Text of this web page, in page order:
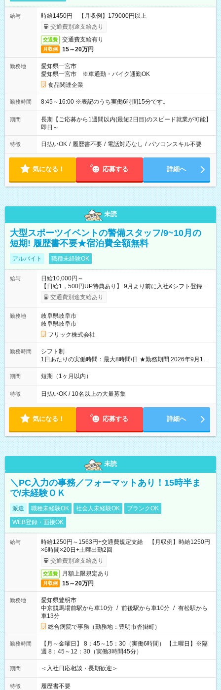
給与
時給1450円 【月収例】179000円以上
交通費別途支給あり
交通費 交通費支給有り
月収例 15～20万円
勤務地
愛知県一宮市
愛知県一宮市 ※車通勤・バイク通勤OK
食品関連企業
勤務時間 8:45～16:00 ※表記のうち実働6時間15分です。
期間
長期【ご応募から1週間以内(最短2日目)のスピード就業が可能】
即日～
特徴 日払いOK / 履歴書不要 / 電話対応なし / パソコンスキル不要
気になる！ 応募する 詳細へ
未読
大型スポーツイベントの警備スタッフ/9~10月の
短期! 履歴書不要★宿泊費全額無料
アルバイト 職種未経験OK
給与
日給10,000円～
【日給1，500円UP特典あり】 9月より前に入社&シフト登録す
ると 期間中(9/16~10/23) の日給がUP! 日給1万1500円でしっか
り稼げます♪ 【試用期間】試用期間なし
交通費別途支給あり
勤務地
岐阜県岐阜市
岐阜県岐阜市
フリック株式会社
勤務時間
シフト制
1日あたりの実働時間：最大8時間/日 ★勤務期間 2026年9月16
日~2026年10月23日 短期勤務OK! 期間中フル勤務できる方優遇
※週3~5日勤務(勤務日数応相談) ※期間前から勤務スタートも可
り ※夜勤シフトあり
期間 短期（1ヶ月以内）
特徴 日払いOK / 10名以上の大量募集
気になる！ 応募する 詳細へ
未読
＼PC入力の事務／フォーマットあり！15時半ま
で/未経験ＯＫ
派遣 職種未経験OK 社会人未経験OK
ブランクOK
WEB登録・面接OK
給与
時給1250円～1563円+交通費規定支給 【月収例】時給1250円
×6時間×20日+土曜出勤2回
交通費別途支給あり
交通費 月額上限規定あり
月収例 15～20万円
勤務地
愛知県豊明市
中京競馬場前駅から車10分 / 前後駅から車10分 / 有松駅から
車13分
総合病院で事務（勤務地：豊明市沓掛町）
勤務時間
【月～金曜日】 8：45～15：30（実働6時間） 【土曜日】※隔
週 8：45～12：30（実働3時間45分）
期間 ＜入社日応相談・長期歓迎＞
特徴 履歴書不要